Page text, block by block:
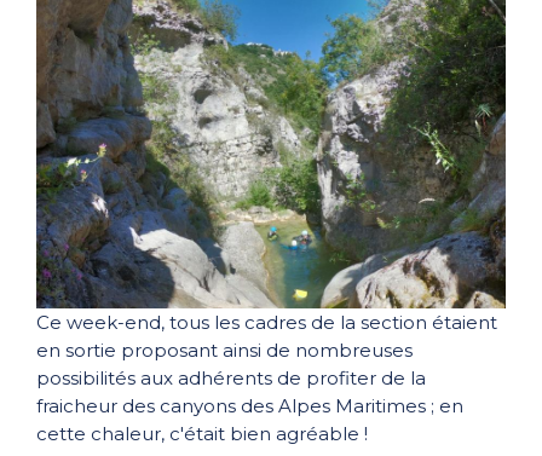
Ce week-end, tous les cadres de la section étaient
en sortie proposant ainsi de nombreuses
possibilités aux adhérents de profiter de la
fraicheur des canyons des Alpes Maritimes ; en
cette chaleur, c'était bien agréable !